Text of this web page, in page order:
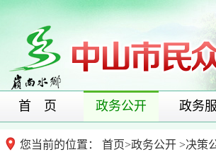
首 页 政务公开 政务
您当前的位置： 首页>政务公开 >决策